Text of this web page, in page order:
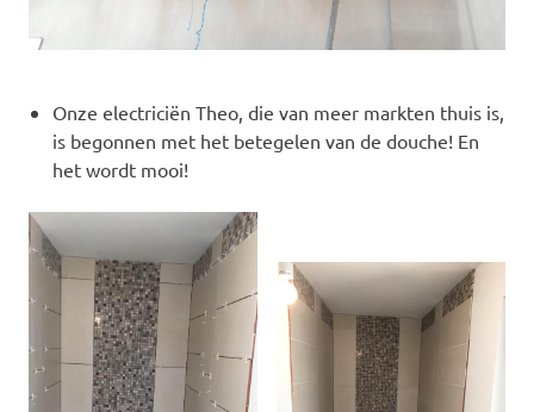
Onze electriciën Theo, die van meer markten thuis is,
is begonnen met het betegelen van de douche! En
het wordt mooi!